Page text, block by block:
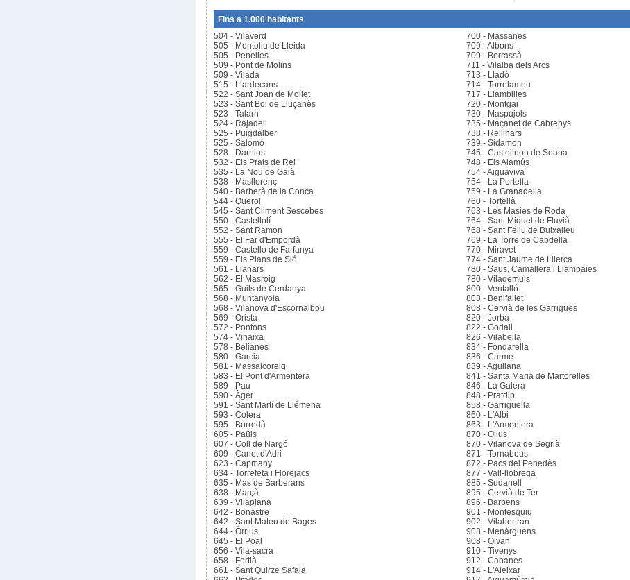
Fins a 1.000 habitants
504 - Vilaverd
505 - Montoliu de Lleida
505 - Penelles
509 - Pont de Molins
509 - Vilada
515 - Llardecans
522 - Sant Joan de Mollet
523 - Sant Boi de Lluçanès
523 - Talarn
524 - Rajadell
525 - Puigdàlber
525 - Salomó
528 - Darnius
532 - Els Prats de Rei
535 - La Nou de Gaià
538 - Masllorenç
540 - Barberà de la Conca
544 - Querol
545 - Sant Climent Sescebes
550 - Castellolí
552 - Sant Ramon
555 - El Far d'Empordà
559 - Castelló de Farfanya
559 - Els Plans de Sió
561 - Llanars
562 - El Masroig
565 - Guils de Cerdanya
568 - Muntanyola
568 - Vilanova d'Escornalbou
569 - Oristà
572 - Pontons
574 - Vinaixa
578 - Belianes
580 - Garcia
581 - Massalcoreig
583 - El Pont d'Armentera
589 - Pau
590 - Àger
591 - Sant Martí de Llémena
593 - Colera
595 - Borredà
605 - Paüls
607 - Coll de Nargó
609 - Canet d'Adri
623 - Capmany
634 - Torrefeta i Florejacs
635 - Mas de Barberans
638 - Marçà
639 - Vilaplana
642 - Bonastre
642 - Sant Mateu de Bages
644 - Òrrius
645 - El Poal
656 - Vila-sacra
658 - Fortià
661 - Sant Quirze Safaja
700 - Massanes
709 - Albons
709 - Borrassà
711 - Vilalba dels Arcs
713 - Lladó
714 - Torrelameu
717 - Llambilles
720 - Montgai
730 - Maspujols
735 - Maçanet de Cabrenys
738 - Rellinars
739 - Sidamon
745 - Castellnou de Seana
748 - Els Alamús
754 - Aiguaviva
754 - La Portella
759 - La Granadella
760 - Tortellà
763 - Les Masies de Roda
764 - Sant Miquel de Fluvià
768 - Sant Feliu de Buixalleu
769 - La Torre de Cabdella
770 - Miravet
774 - Sant Jaume de Llierca
780 - Saus, Camallera i Llampaies
780 - Vilademuls
800 - Ventalló
803 - Benifallet
808 - Cervià de les Garrigues
820 - Jorba
822 - Godall
826 - Vilabella
834 - Fondarella
836 - Carme
839 - Agullana
841 - Santa Maria de Martorelles
846 - La Galera
848 - Pratdip
858 - Garriguella
860 - L'Albi
863 - L'Armentera
870 - Olius
870 - Vilanova de Segrià
871 - Tornabous
872 - Pacs del Penedès
877 - Vall-llobrega
885 - Sudanell
895 - Cervià de Ter
896 - Barbens
901 - Montesquiu
902 - Vilabertran
903 - Menàrguens
908 - Olvan
910 - Tivenys
912 - Cabanes
914 - L'Aleixar